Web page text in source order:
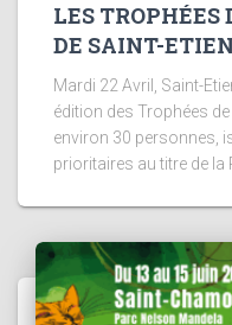
LES TROPHÉES
DE SAINT-
Mardi 22 Avril, Saint-
édition des Trophées
environ 30 personnes,
prioritaires au titre de la